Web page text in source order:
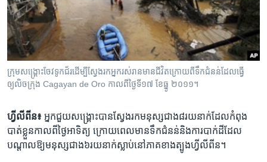
ចូល​
ទៅ​
ទំព័រ​
រចនា
រំលង​
ទៅ​
កាន់​
ទំព័រ​
វិទ្យុ / ផតខាសថ៍
កម្មវិធីទាំងអស់
Khmer English
ក្រុមសង្រ្គោះ​ចែវទូកជ័រ​ដើម្បីស្វែងរក​អ្នករស់រាន​មានជីវិត​ក្រោយពី​ទឹកជំនន់ដែល​ធ្វើ
ឲ្យលិច​ក្រុង Cagayan de Oro កាល​ពីថ្ងៃទី១៧ ខែធ្នូ ២០១១។
ហ្វីលីពីន៖ ​អ្នក​ជួយ​សង្គ្រោះ​បាន​ស្វែង​រក​មនុស្ស​ជាង​៨​រយ​នាក់​ដែល​កំពុង​
បាត់​ខ្លួន​កាល​ពី​ថ្ងៃ​អាទិត្យ ក្រោយ​ពេល​មាន​ទឹក​ជំនន់និង​ការ​បាក់​ដី​ដែល
បណ្តាល​ឱ្យ​មនុស្ស​ជាង​៦​រយ​នាក់​ស្លាប់​នៅភាគខាង​ត្បូង​ហ្វីលីពីន។